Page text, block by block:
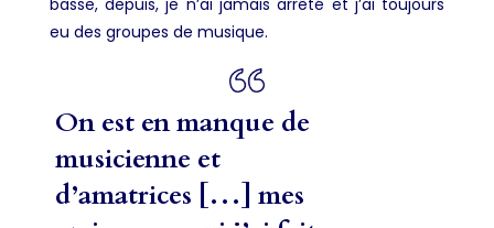
eu des groupes de musique.
On est en manque de
musicienne et
d’amatrices […] mes